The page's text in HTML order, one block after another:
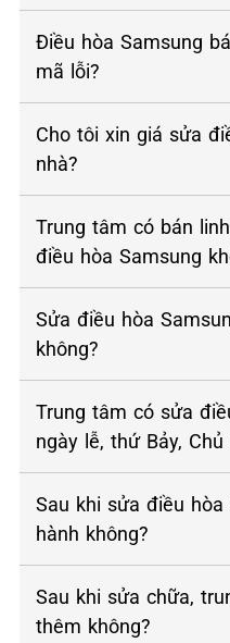
Điều hòa Samsung
mã lỗi?
Cho tôi xin giá sửa
nhà?
Trung tâm có bán
điều hòa Samsung
Sửa điều hòa
không?
Trung tâm có sửa
ngày lễ, thứ Bảy,
Sau khi sửa điều
hành không?
Sau khi sửa chữa,
thêm không?